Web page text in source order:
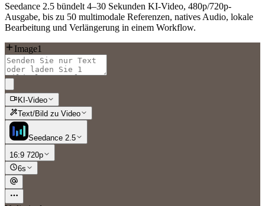
Seedance 2.5 bündelt 4–30 Sekunden KI-Video, 480p/720p-
Ausgabe, bis zu 50 multimodale Referenzen, natives Audio, lokale
Bearbeitung und Verlängerung in einem Workflow.
Image1
KI-Video
Text/Bild zu Video
Seedance 2.5
16:9 720p
6s